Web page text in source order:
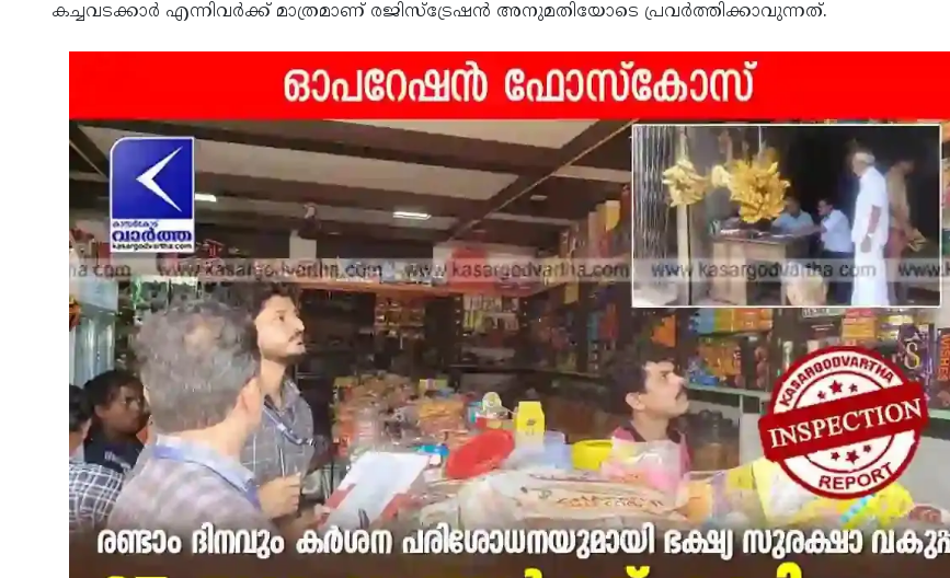
കച്ചവടക്കാര്‍ എന്നിവര്‍ക്ക് മാത്രമാണ് രജിസ്‌ട്രേഷന്‍ അനുമതിയോടെ പ്രവര്‍ത്തിക്കാവുന്നത്.